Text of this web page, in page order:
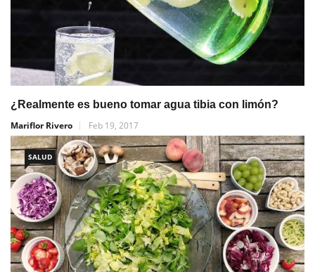
¿Realmente es bueno tomar agua tibia con limón?
Mariflor Rivero
Feb 19, 2017
SALUD